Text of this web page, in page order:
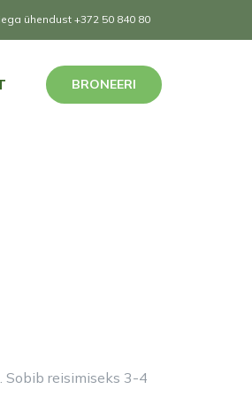
ühendust +372 50 840 80
BRONEERI
Sobib reisimiseks 3-4